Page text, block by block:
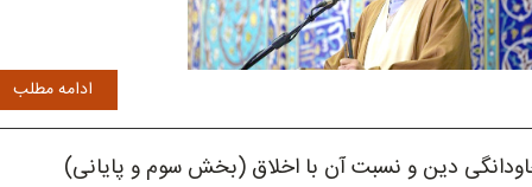
ادامه مطلب
دین و نسبت آن با اخلاق (بخش سوم و پایانی)